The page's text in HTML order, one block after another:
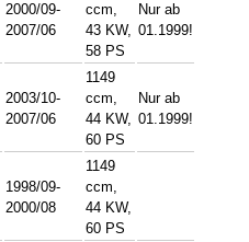
2000/09-
2007/06
ccm,
43 KW,
58 PS
Nur ab
01.1999!
2003/10-
2007/06
1149
ccm,
44 KW,
60 PS
Nur ab
01.1999!
1998/09-
2000/08
1149
ccm,
44 KW,
60 PS